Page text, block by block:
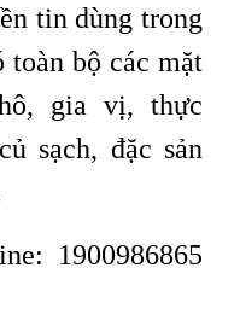
tin dùng trong
toàn bộ các mặt
gia vị, thực
sạch, đặc sản
1900986865